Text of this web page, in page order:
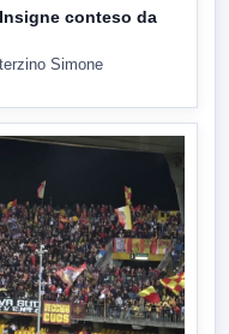
conteso da
Simone